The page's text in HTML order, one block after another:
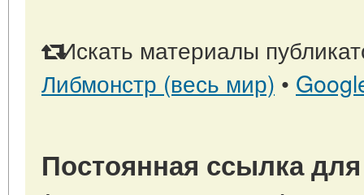
Искать материалы
Либмонстр (весь мир) •
Постоянная ссылка